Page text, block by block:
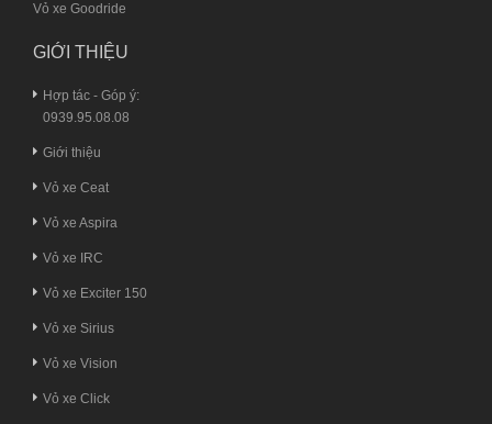
Vỏ xe Goodride
GIỚI THIỆU
Hợp tác - Góp ý:
0939.95.08.08
Giới thiệu
Vỏ xe Ceat
Vỏ xe Aspira
Vỏ xe IRC
Vỏ xe Exciter 150
Vỏ xe Sirius
Vỏ xe Vision
Vỏ xe Click